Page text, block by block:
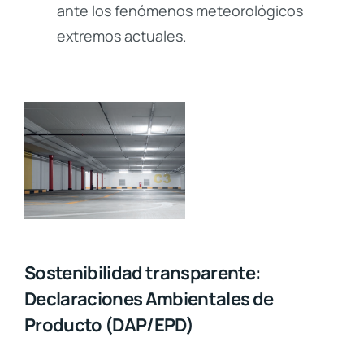
ante los fenómenos meteorológicos
extremos actuales.
Sostenibilidad transparente:
Declaraciones Ambientales de
Producto (DAP/EPD)